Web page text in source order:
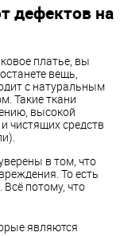
дефектов на
платье, вы
вещь,
с натуральным
Такие ткани
высокой
чистящих средств
в том, что
То есть
потому, что
являются